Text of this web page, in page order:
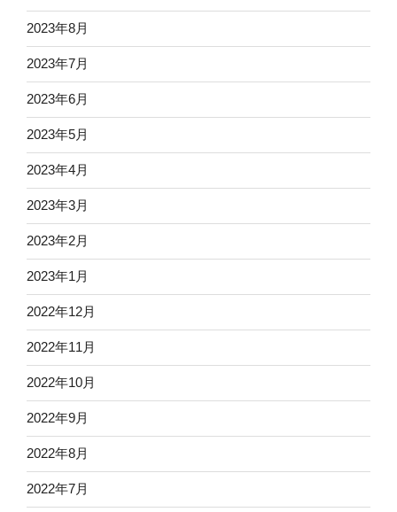
2023年8月
2023年7月
2023年6月
2023年5月
2023年4月
2023年3月
2023年2月
2023年1月
2022年12月
2022年11月
2022年10月
2022年9月
2022年8月
2022年7月